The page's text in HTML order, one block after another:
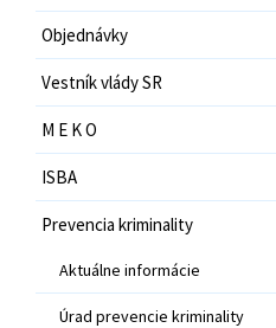
Objednávky
Vestník vlády SR
M E K O
ISBA
Prevencia kriminality
Aktuálne informácie
Úrad prevencie kriminality